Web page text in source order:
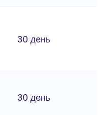
30 день
30 день